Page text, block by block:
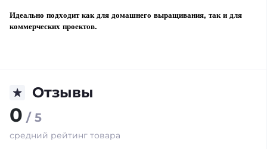
Идеально подходит как для домашнего выращивания, так и для
коммерческих проектов.
Отзывы
0 / 5
средний рейтинг товара